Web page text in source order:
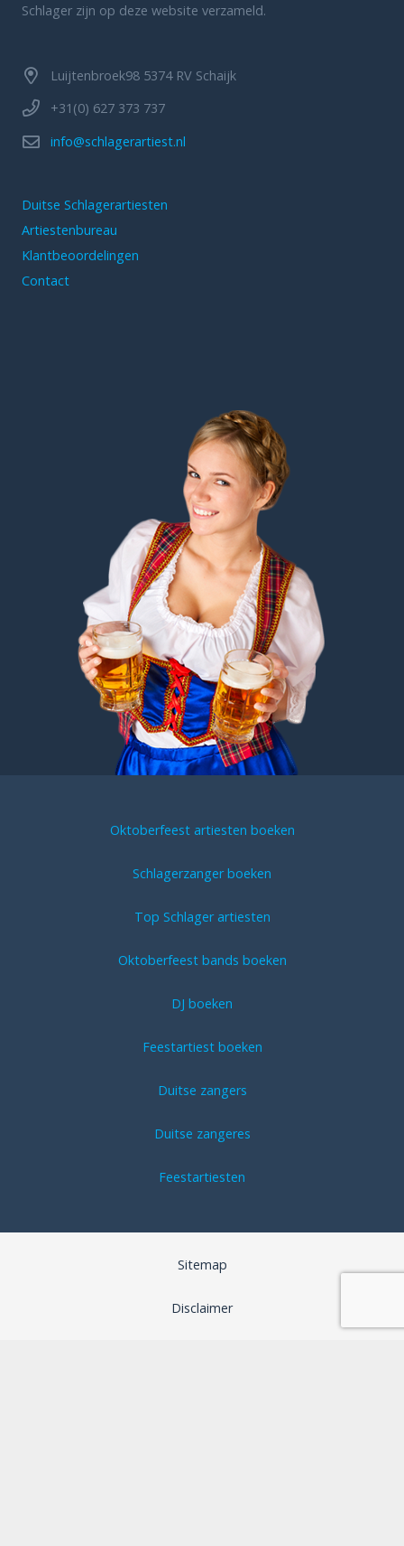
Schlager zijn op deze website verzameld.
Luijtenbroek98 5374 RV Schaijk
+31(0) 627 373 737
info@schlagerartiest.nl
Duitse Schlagerartiesten
Artiestenbureau
Klantbeoordelingen
Contact
Oktoberfeest artiesten boeken
Schlagerzanger boeken
Top Schlager artiesten
Oktoberfeest bands boeken
DJ boeken
Feestartiest boeken
Duitse zangers
Duitse zangeres
Feestartiesten
Sitemap
Disclaimer